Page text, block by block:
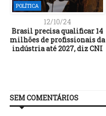
POLÍTICA
12/10/24
Brasil precisa qualificar 14
milhões de profissionais da
indústria até 2027, diz CNI
SEM COMENTÁRIOS